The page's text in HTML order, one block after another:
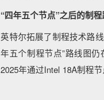
“四年五个节点”之后的制
英特尔拓展了制程技术路
年五个制程节点”路线图
2025年通过Intel 18A制程节